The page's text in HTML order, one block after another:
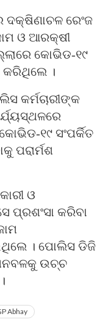
ଦକ୍ଷିଣାଚଳ ରେଂଜ
ଓ ଆରକ୍ଷୀ
କୋଭିଡ-୧୯
କରିଥିଲେ ।
କର୍ମଚାରୀଙ୍କ
୧୯ ସଂପର୍କିତ
ପରାର୍ମଶ
ଓ
ପ୍ରଶଂସା କରିବା
। ପୋଲିସ ଡିଜି
ଉଚ୍ଚ
Abhay